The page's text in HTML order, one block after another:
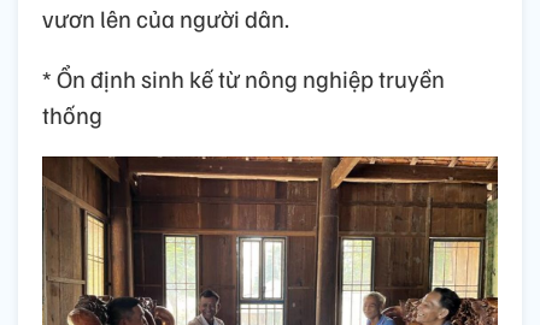
vươn lên của người dân.
* Ổn định sinh kế từ nông nghiệp truyền
thống